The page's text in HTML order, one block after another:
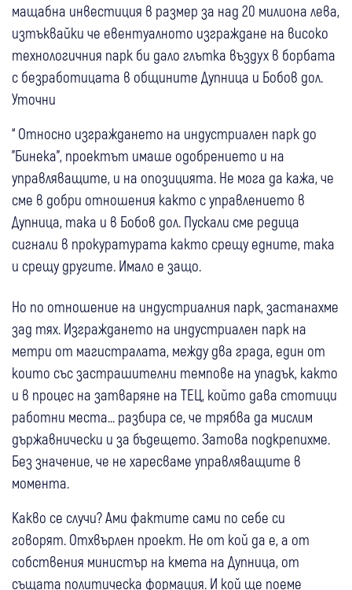
мащабна инвестиция в размер за над 20 милиона лева,
изтъквайки че евентуалното изграждане на високо
технологичния парк би дало глътка въздух в борбата
с безработицата в общините Дупница и Бобов дол.
Уточни
“ Относно изграждането на индустриален парк до
"Бинека", проектът имаше одобрението и на
управляващите, и на опозицията. Не мога да кажа, че
сме в добри отношения както с управлението в
Дупница, така и в Бобов дол. Пускали сме редица
сигнали в прокуратурата както срещу едните, така
и срещу другите. Имало е защо.
Но по отношение на индустриалния парк, застанахме
зад тях. Изграждането на индустриален парк на
метри от магистралата, между два града, един от
които със застрашителни темпове на упадък, както
и в процес на затваряне на ТЕЦ, който дава стотици
работни места... разбира се, че трябва да мислим
държавнически и за бъдещето. Затова подкрепихме.
Без значение, че не харесваме управляващите в
момента.
Какво се случи? Ами фактите сами по себе си
говорят. Отхвърлен проект. Не от кой да е, а от
собствения министър на кмета на Дупница, от
същата политическа формация. И кой ще поеме